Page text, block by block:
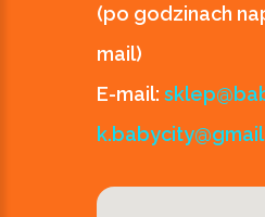
(po godzinach
mail)
E-mail: